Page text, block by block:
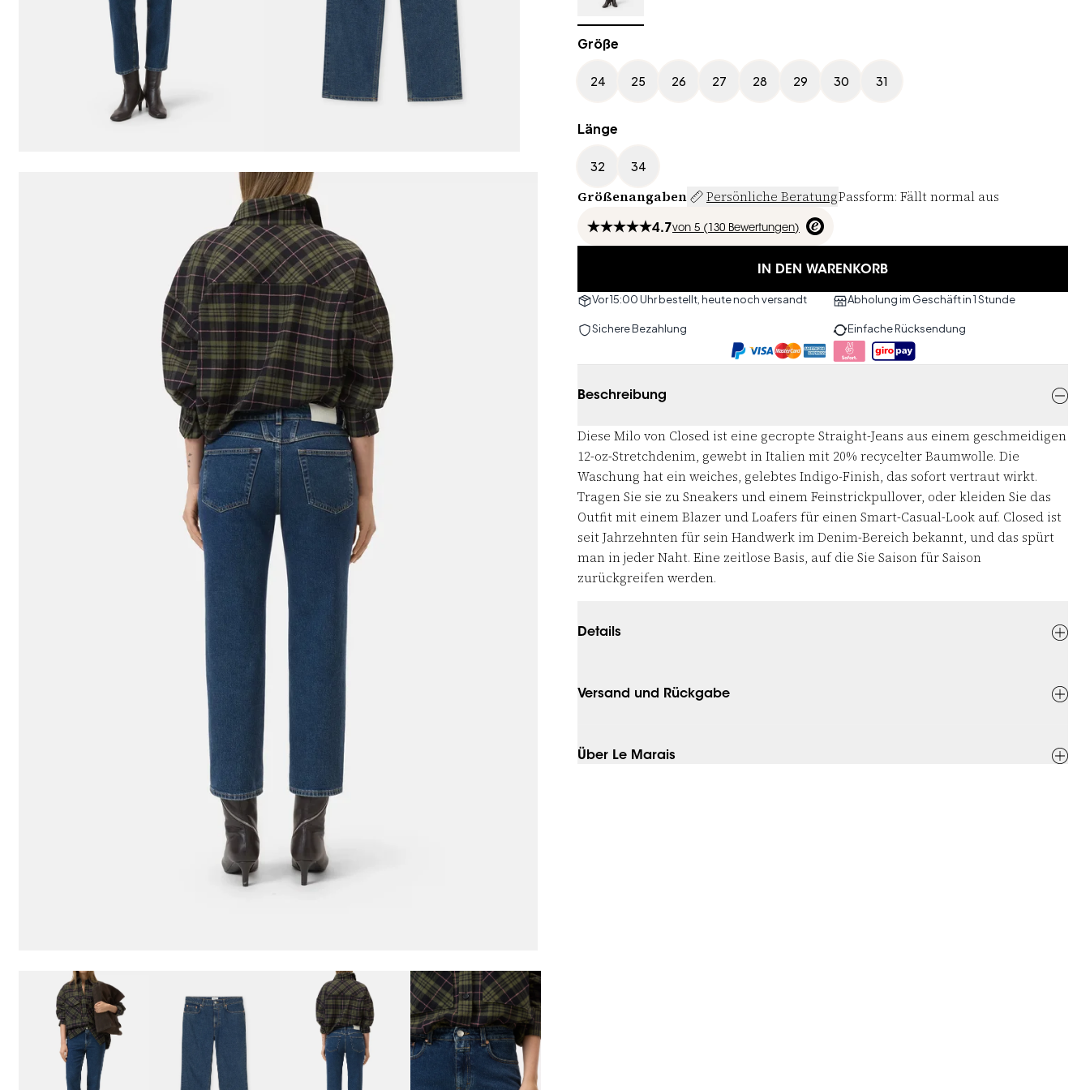
Größe
24 25 26 27 28 29 30 31
Länge
32 34
Größenangaben Persönliche BeratungPassform: Fällt normal aus
4.7von 5 ( 130 Bewertungen)
IN DEN WARENKORB
Vor 15:00 Uhr bestellt, heute noch versandt Abholung im Geschäft in 1 Stunde
Sichere Bezahlung Einfache Rücksendung
Beschreibung
Diese Milo von Closed ist eine gecropte Straight-Jeans aus einem geschmeidigen
12-oz-Stretchdenim, gewebt in Italien mit 20% recycelter Baumwolle. Die
Waschung hat ein weiches, gelebtes Indigo-Finish, das sofort vertraut wirkt.
Tragen Sie sie zu Sneakers und einem Feinstrickpullover, oder kleiden Sie das
Outfit mit einem Blazer und Loafers für einen Smart-Casual-Look auf. Closed ist
seit Jahrzehnten für sein Handwerk im Denim-Bereich bekannt, und das spürt
man in jeder Naht. Eine zeitlose Basis, auf die Sie Saison für Saison
zurückgreifen werden.
Details
Versand und Rückgabe
Über Le Marais